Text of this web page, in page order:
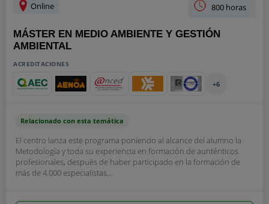
Online 800 horas
MÁSTER EN MEDIO AMBIENTE Y GESTIÓN
AMBIENTAL
ACREDITACIONES
+6
Relacionado con esta temática
El centro lanza este programa poniendo al alcance del alumno la
Metodología y toda su experiencia en formación de aunténticos
profesionales, después de haber participado en la formación de
más de 4.000 especialistas...